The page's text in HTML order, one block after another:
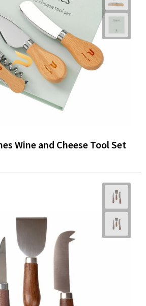
Wine and Cheese Tool Set